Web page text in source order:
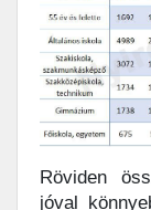
Röviden
jóval